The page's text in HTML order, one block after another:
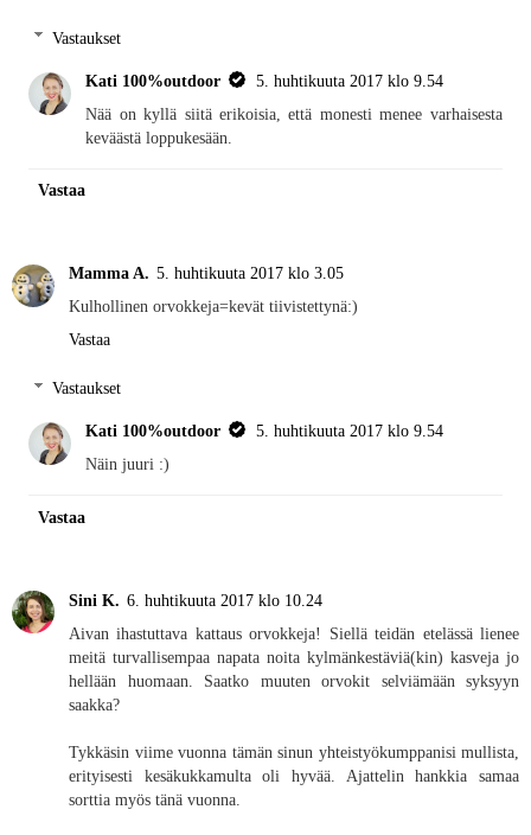
Vastaukset
Kati 100%outdoor
5. huhtikuuta 2017 klo 9.54
Nää on kyllä siitä erikoisia, että monesti menee varhaisesta
keväästä loppukesään.
Vastaa
Mamma A. 5. huhtikuuta 2017 klo 3.05
Kulhollinen orvokkeja=kevät tiivistettynä:)
Vastaa
Vastaukset
Kati 100%outdoor
5. huhtikuuta 2017 klo 9.54
Näin juuri :)
Vastaa
Sini K. 6. huhtikuuta 2017 klo 10.24
Aivan ihastuttava kattaus orvokkeja! Siellä teidän etelässä lienee
meitä turvallisempaa napata noita kylmänkestäviä(kin) kasveja jo
hellään huomaan. Saatko muuten orvokit selviämään syksyyn
saakka?
Tykkäsin viime vuonna tämän sinun yhteistyökumppanisi mullista,
erityisesti kesäkukkamulta oli hyvää. Ajattelin hankkia samaa
sorttia myös tänä vuonna.